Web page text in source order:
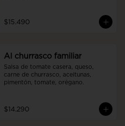
$15.490
Al churrasco familiar
Salsa de tomate casera, queso,
carne de churrasco, aceitunas,
pimentón, tomate, orégano.
$14.290